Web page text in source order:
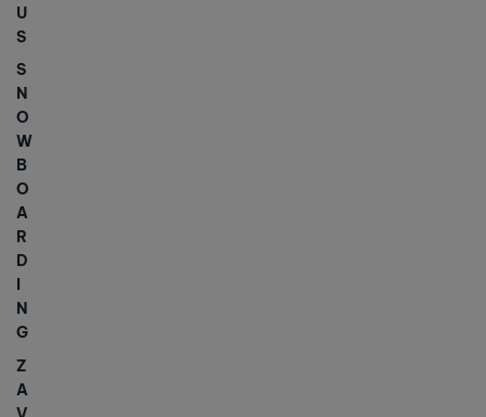
U
S
S
N
O
W
B
O
A
R
D
N
G
Z
A